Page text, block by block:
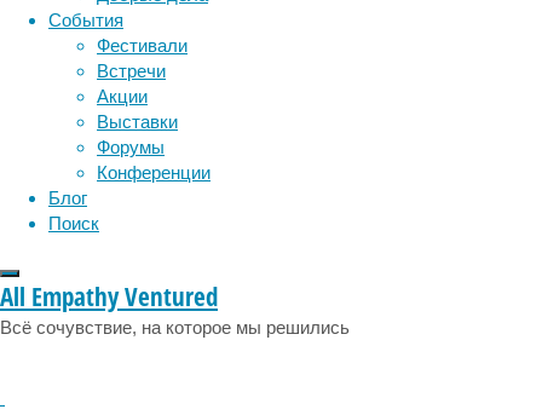
События
Фестивали
Встречи
Акции
Выставки
Форумы
Конференции
Блог
Поиск
All Empathy Ventured
Всё сочувствие, на которое мы решились
на
соответствующую
активность
в
сенсомоторной
коре
контрлатерального
метод
стимуляции
нейрофизиология
поведение
сон социальные проблемы
физиология
эмоции